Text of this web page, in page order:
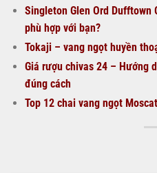
Singleton Glen Ord
phù hợp với bạn?
Tokaji – vang ngọt huyền
Giá rượu chivas 24 – Hướng
đúng cách
Top 12 chai vang ngọt